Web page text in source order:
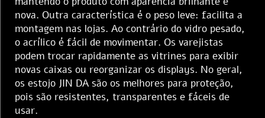
nova. Outra característica é o peso leve: facilita a
montagem nas lojas. Ao contrário do vidro pesado,
o acrílico é fácil de movimentar. Os varejistas
podem trocar rapidamente as vitrines para exibir
novas caixas ou reorganizar os displays. No geral,
os estojo JIN DA são os melhores para proteção,
pois são resistentes, transparentes e fáceis de
usar.